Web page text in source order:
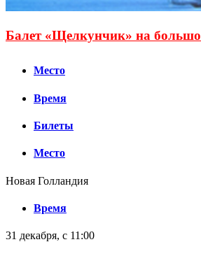
Балет «Щелкунчик» на
Место
Время
Билеты
Место
Новая Голландия
Время
31 декабря, с 11:00